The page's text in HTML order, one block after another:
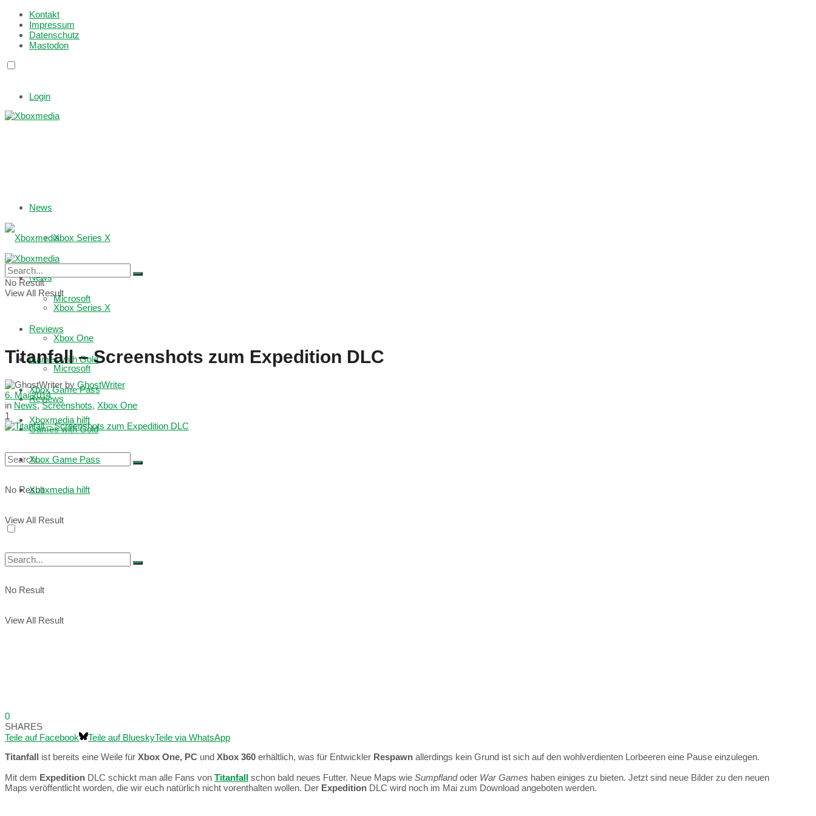
Kontakt
Impressum
Datenschutz
Mastodon
Login
News
Xbox Series X
Microsoft
Reviews
Games with Gold
Xbox Game Pass
Xboxmedia hilft
No Result
View All Result
News
Xbox Series X
Xbox One
Microsoft
Reviews
Games with Gold
Xbox Game Pass
Xboxmedia hilft
No Result
View All Result
No Result
View All Result
Titanfall – Screenshots zum Expedition DLC
by GhostWriter
6. Mai 2014
in News,Screenshots, Xbox One
1
0
SHARES
Teile auf Facebook
Teile auf BlueskyTeile via WhatsApp
Titanfall ist bereits eine Weile für Xbox One, PC und Xbox 360 erhältlich, was für Entwickler Respawn allerdings kein Grund ist sich auf den wohlverdienten Lorbeeren eine Pause einzulegen.
Mit dem Expedition DLC schickt man alle Fans von Titanfall schon bald neues Futter. Neue Maps wie Sumpflandoder War Games haben einiges zu bieten. Jetzt sind neue Bilder zu den neuen
Maps veröffentlicht worden, die wir euch natürlich nicht vorenthalten wollen. Der Expedition DLC wird noch im Mai zum Download angeboten werden.